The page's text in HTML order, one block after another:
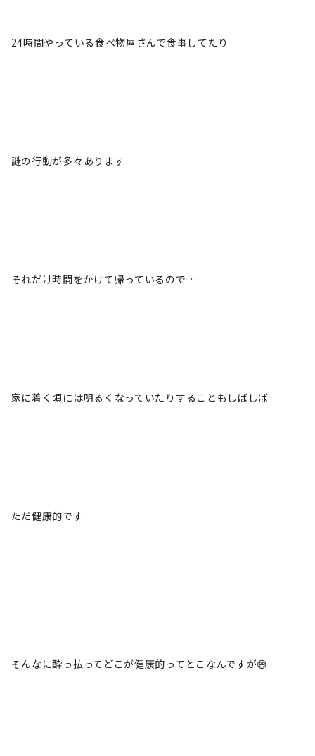
24時間やっている食べ物屋さんで食事してたり
謎の行動が多々あります
それだけ時間をかけて帰っているので…
家に着く頃には明るくなっていたりすることもしばしば
ただ健康的です
そんなに酔っ払ってどこが健康的ってとこなんですが😅